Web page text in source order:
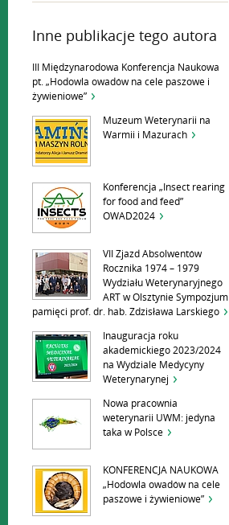
Inne publikacje tego autora
III Międzynarodowa Konferencja Naukowa
pt. „Hodowla owadów na cele paszowe i
żywieniowe”
Muzeum Weterynarii na
Warmii i Mazurach
Konferencja „Insect rearing
for food and feed”
OWAD2024
VII Zjazd Absolwentów
Rocznika 1974 – 1979
Wydziału Weterynaryjnego
ART w Olsztynie Sympozjum
pamięci prof. dr. hab. Zdzisława Larskiego
Inauguracja roku
akademickiego 2023/2024
na Wydziale Medycyny
Weterynarynej
Nowa pracownia
weterynarii UWM: jedyna
taka w Polsce
KONFERENCJA NAUKOWA
„Hodowla owadów na cele
paszowe i żywieniowe”